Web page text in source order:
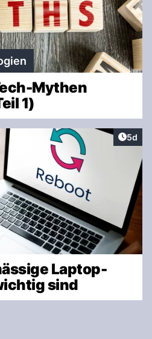
Mythen
1)
5d
Laptop-
sind